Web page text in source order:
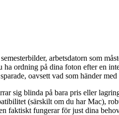
arbetsdatorn som
ordning på dina foton efter en
oavsett vad som händer
sig blinda på bara pris eller
(särskilt om du har Mac),
faktiskt fungerar för just dina